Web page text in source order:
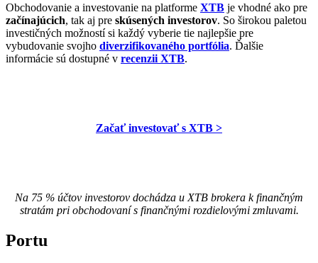
Obchodovanie a investovanie na platforme XTB je vhodné ako pre
začínajúcich, tak aj pre skúsených investorov. So širokou paletou
investičných možností si každý vyberie tie najlepšie pre
vybudovanie svojho diverzifikovaného portfólia. Ďalšie
informácie sú dostupné v recenzii XTB.
Začať investovať s XTB >
Na 75 % účtov investorov dochádza u XTB brokera k finančným
stratám pri obchodovaní s finančnými rozdielovými zmluvami.
Portu